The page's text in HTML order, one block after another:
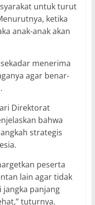
untuk turut
ketika
anak-anak akan
menerima
agar benar-
Direktorat
bahwa
strategis
peserta
lain agar tidak
panjang
tuturnya.